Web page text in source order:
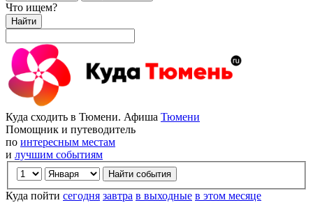
Что ищем?
Найти
Куда сходить в Тюмени. Афиша Тюмени
Помощник и путеводитель
по интересным местам
и лучшим событиям
Куда пойти сегодня завтра в выходные в этом месяце